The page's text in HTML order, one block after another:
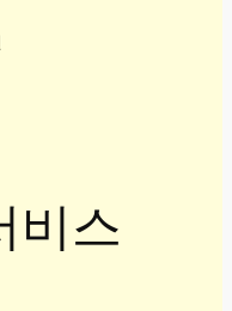
비스